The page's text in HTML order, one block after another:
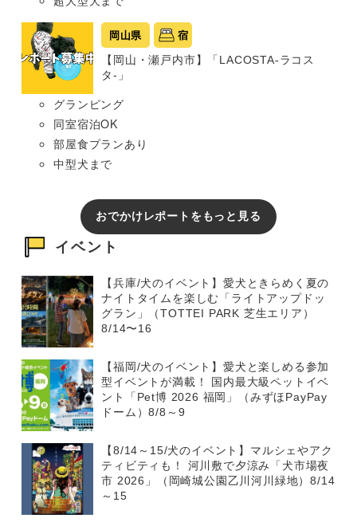
岡山県 宿
【岡山・瀬戸内市】「LACOSTA-ラコス
タ-」
グランピング
同室宿泊OK
部屋食プランあり
中型犬まで
おでかけレポートをもっと見る
イベント
【兵庫/犬のイベント】愛犬ときらめく夏の
ナイトタイムを楽しむ「ライトアップドッ
グラン」（TOTTEI PARK 芝生エリア）
8/14〜16
【福岡/犬のイベント】愛犬と楽しめる参加
型イベントが満載！ 国内最大級ペットイベ
ント「Pet博 2026 福岡」（みずほPayPay
ドーム）8/8～9
【8/14～15/犬のイベント】マルシェやアク
ティビティも！ 河川敷で夕涼み「犬市場夜
市 2026」（岡崎城公園乙川河川緑地）8/14
～15